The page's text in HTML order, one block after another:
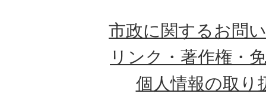
市政に関するお問
リンク・著作権・
個人情報の取り